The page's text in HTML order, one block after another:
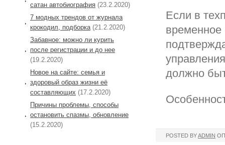
Если в
временное
должно
POSTED BYADMIN
сатан автобиография (23.2.2020)
7 модных трендов от журнала
крокодил, подборка (21.2.2020)
Забавное: можно ли курить
после регистрации и до нее
(19.2.2020)
Новое на сайте: семья и
здоровый образ жизни её
составляющих (17.2.2020)
Причины проблемы, способы
остановить спазмы, обновление
(15.2.2020)